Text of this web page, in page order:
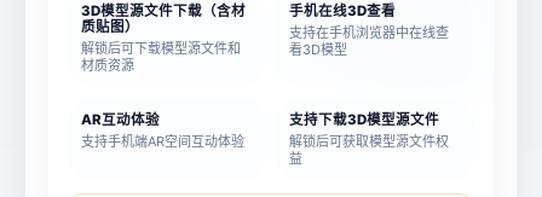
3D模型源文件下载（含材
质贴图）
解锁后可下载模型源文件和
材质资源
手机在线3D查看
支持在手机浏览器中在线查
看3D模型
AR互动体验
支持手机端AR空间互动体验
支持下载3D模型源文件
解锁后可获取模型源文件权
益